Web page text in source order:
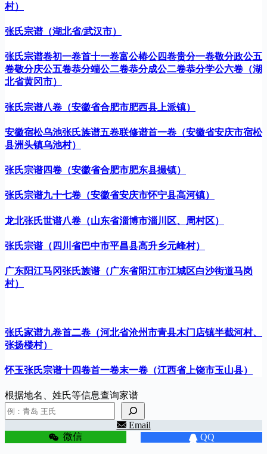
村）
张氏宗谱（湖北省/武汉市）
张氏宗谱卷初一卷首十一卷富公椿公四卷贵分一卷敬分政公五
卷敬分庆公五卷恭分端公二卷恭分成公二卷恭分学公六卷（湖
北省黄冈市）
张氏宗谱八卷（安徽省合肥市肥西县上派镇）
安徽宿松乌池张氏族谱五卷联修谱首一卷（安徽省安庆市宿松
县洲头镇乌池村）
张氏宗谱四卷（安徽省合肥市肥东县撮镇）
张氏宗谱九十七卷（安徽省安庆市怀宁县高河镇）
龙北张氏世谱八卷（山东省淄博市淄川区、周村区）
张氏宗谱（四川省巴中市平昌县高升乡元峰村）
广东阳江马冈张氏族谱（广东省阳江市江城区白沙街道马岗
村）
张氏家谱九卷首二卷（河北省沧州市青县木门店镇半截河村、
张扬楼村）
怀玉张氏宗谱十四卷首一卷末一卷（江西省上饶市玉山县）
根据地名、姓氏等信息查询家谱
Email
微信 QQ